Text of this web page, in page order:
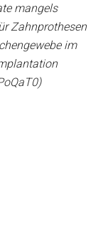
mangels
Zahnprothesen
im